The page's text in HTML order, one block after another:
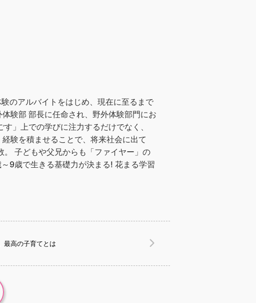
のアルバイトをはじめ、現在に至るまで
験部 部長に任命され、野外体験部門にお
」上での学びに注力するだけでなく、
験を積ませることで、将来社会に出て
。 子どもや父兄からも「ファイヤー」の
9歳で生きる基礎力が決まる! 花まる学習
最高の子育てとは